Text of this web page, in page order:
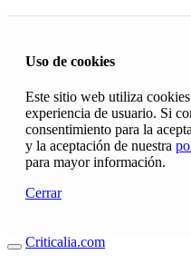
Uso de cookies
Este sitio web utiliza
experiencia de usuario. Si
consentimiento para la
y la aceptación de nuestra
para mayor información.
Cerrar
Criticalia.com